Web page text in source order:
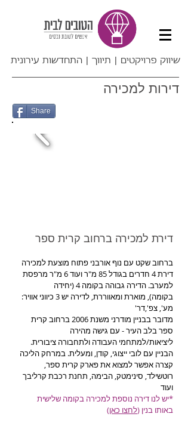
שיווק פרויקטים | תיווך | התחדשות עירונית
דירות למכירה
Share
ברחוב שקט עם נוף אורבני פתוח מוצעת למכירה
דירת 4 חדרים בגודל 85 מ"ר ועוד 6 מ"ר מרפסת
למערב. הדירה גבוהה בקומה 4 (יחידה
בקומה), מוארת ומאווררת, לדירה יש 3 כיווני אוויר:
מע', צפ',דר'
מדובר בבניין מודרני משנת 2006 ברחוב קרית
ספר בלב העיר - עם גישה מהירה
ליציאות/למתחמי העבודה ולתחבורה ציבורית.
הבניין עם לובי ייצוגי, קודן, ומעלית. במרחק הליכה
קצרה אפשר למצוא את פארק קרית ספר,
רוטשילד, סינימטק, הבימה, תחנת רכבת קרליבך
ועוד
*יש לנו דירה נוספת למכירה בקומה שלישית
באותו בנין (לחצו כאן)